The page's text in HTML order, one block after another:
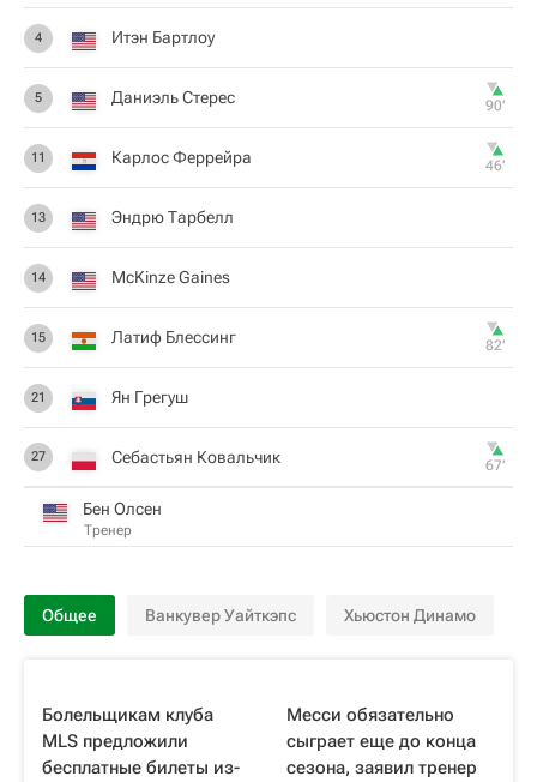
4 Итэн Бартлоу
5 Даниэль Стерес 90‎’‎
11 Карлос Феррейра 46‎’‎
13 Эндрю Тарбелл
14 McKinze Gaines
15 Латиф Блессинг 82‎’‎
21 Ян Грегуш
27 Себастьян Ковальчик 67‎’‎
Бен Олсен
Тренер
Общее Ванкувер Уайткэпс Хьюстон Динамо
Болельщикам клуба
MLS предложили
бесплатные билеты из-
Месси обязательно
сыграет еще до конца
сезона, заявил тренер